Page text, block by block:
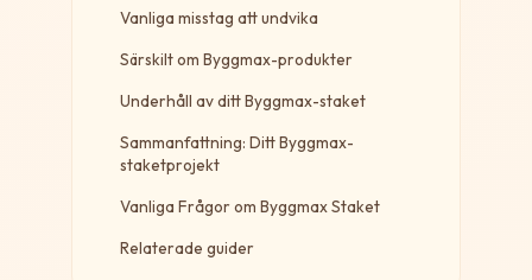
Vanliga misstag att undvika
Särskilt om Byggmax-produkter
Underhåll av ditt Byggmax-staket
Sammanfattning: Ditt Byggmax-
staketprojekt
Vanliga Frågor om Byggmax Staket
Relaterade guider